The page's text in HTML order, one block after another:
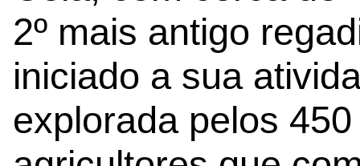
2º mais antigo
iniciado a sua
explorada pelos